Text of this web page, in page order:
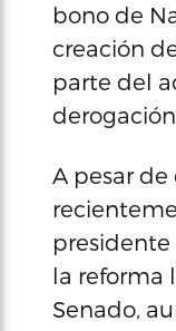
bono de
creación
parte del
A pesar
presidente
la reforma
Senado,